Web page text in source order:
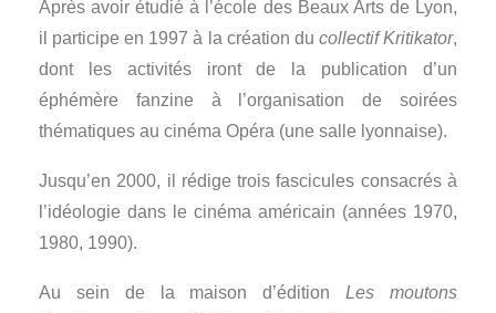
Après avoir étudié à l’école des Beaux Arts de Lyon,
il participe en 1997 à la création du collectif Kritikator,
dont les activités iront de la publication d’un
éphémère fanzine à l’organisation de soirées
thématiques au cinéma Opéra (une salle lyonnaise).
Jusqu’en 2000, il rédige trois fascicules consacrés à
l’idéologie dans le cinéma américain (années 1970,
1980, 1990).
Au sein de la maison d’éditionLes moutons